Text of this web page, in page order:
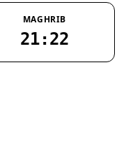
MAGHRIB
21:22